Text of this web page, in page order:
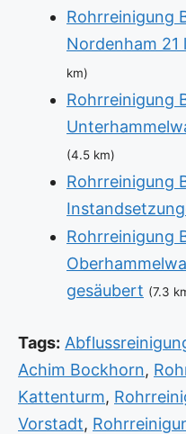
Rohrreinigung
Nordenham 21
km)
Rohrreinigung
(4.5 km)
Rohrreinigung
Rohrreinigung
gesäubert (7.3
Tags:
Achim Bockhorn,
Kattenturm,
Vorstadt,